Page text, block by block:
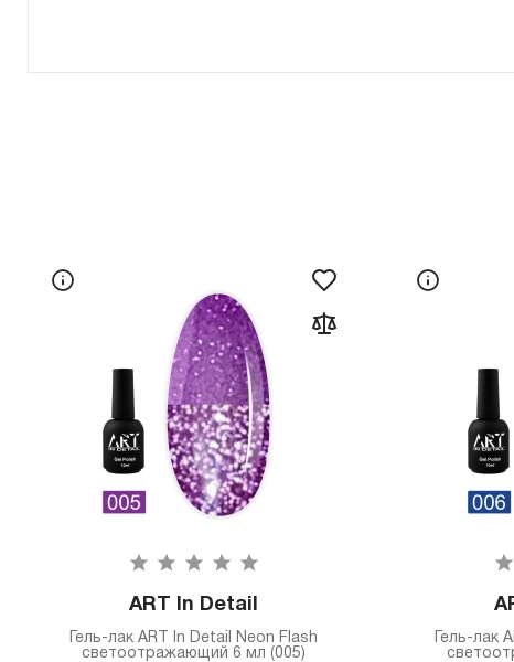
ART In Detail
Гель-лак ART In Detail Neon Flash
светоотражающий 6 мл (005)
Гель-лак